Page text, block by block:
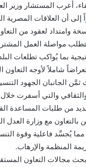
أعرب المستشار وزير
أن العلاقات المصرية
وامتداد لعقود من
مواصلة العمل
بما يُواكب تطلعات
شاملاً لأوجه التعاون
ثمَّن الجانبان الجهود
والتي أسفرت
من طلبات المساعدة
بالتعاون مع وزارة العدل
يُجسِّد فاعلية وقوة
المنظمة والإرهاب.
بحث مجالات التعاون